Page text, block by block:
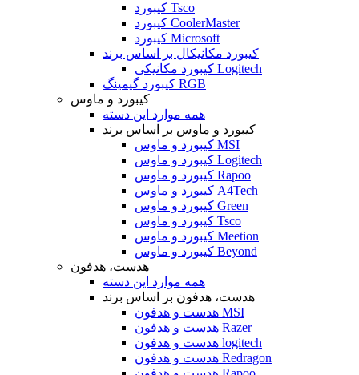
کیبورد Tsco
کیبورد CoolerMaster
کیبورد Microsoft
کیبورد مکانیکال بر اساس برند
کیبورد مکانیکی Logitech
کیبورد گیمینگ RGB
کیبورد و ماوس
همه موارد این دسته
کیبورد و ماوس بر اساس برند
کیبورد و ماوس MSI
کیبورد و ماوس Logitech
کیبورد و ماوس Rapoo
کیبورد و ماوس A4Tech
کیبورد و ماوس Green
کیبورد و ماوس Tsco
کیبورد و ماوس Meetion
کیبورد و ماوس Beyond
هدست، هدفون
همه موارد این دسته
هدست، هدفون بر اساس برند
هدست و هدفون MSI
هدست و هدفون Razer
هدست و هدفون logitech
هدست و هدفون Redragon